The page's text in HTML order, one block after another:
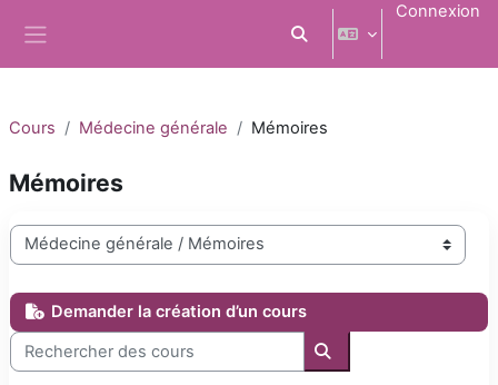
Activer/désactiver la
Connexion
Cours Médecine générale Mémoires
Mémoires
Catégories de cours
Demander la création d’un cours
Rechercher des cours
Rechercher des cours